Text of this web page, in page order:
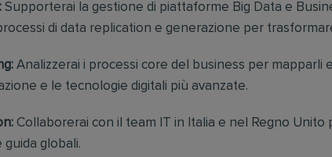
Supporterai la gestione di piattaforme Big Data e
di data replication e generazione per
Analizzerai i processi core del business per mapparli
e le tecnologie digitali più avanzate.
Collaborerai con il team IT in Italia e nel Regno Unito
globali.